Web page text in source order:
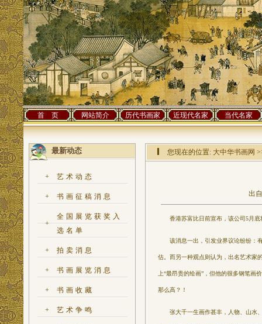
首 页 网站简介 历代书画家 近现代名家 当代名家
最新动态
+ 艺术动态
+ 书画征稿消息
+
全国展览获奖入
选名单
+ 拍卖消息
+ 书画展览消息
+ 书画收藏
+ 艺术争鸣
您现在的位置: 大中华书画网
出
香港苏富比日前宣布，该公司5月底
该消息一出，引发业界议论纷纷：有
估。而另一种观点则认为，出名艺术家
上“最昂贵的绘画”，但他的很多钢笔
那么高？！
张大千一生画作甚丰，人物、山水、